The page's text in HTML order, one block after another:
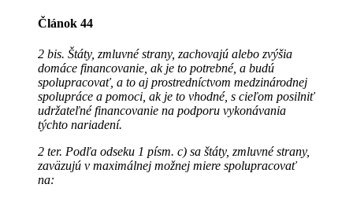
Článok 44
2 bis. Štáty, zmluvné strany, zachovajú alebo zvýšia
domáce financovanie, ak je to potrebné, a budú
spolupracovať, a to aj prostredníctvom medzinárodnej
spolupráce a pomoci, ak je to vhodné, s cieľom posilniť
udržateľné financovanie na podporu vykonávania
týchto nariadení.
2 ter. Podľa odseku 1 písm. c) sa štáty, zmluvné strany,
zaväzujú v maximálnej možnej miere spolupracovať
na: